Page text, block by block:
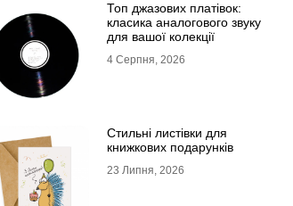
Топ джазових платівок:
класика аналогового звуку
для вашої колекції
4 Серпня, 2026
Стильні листівки для
книжкових подарунків
23 Липня, 2026